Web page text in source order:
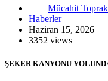
Mücahit Toprak
Haberler
Haziran 15, 2026
3352 views
ŞEKER KANYONU